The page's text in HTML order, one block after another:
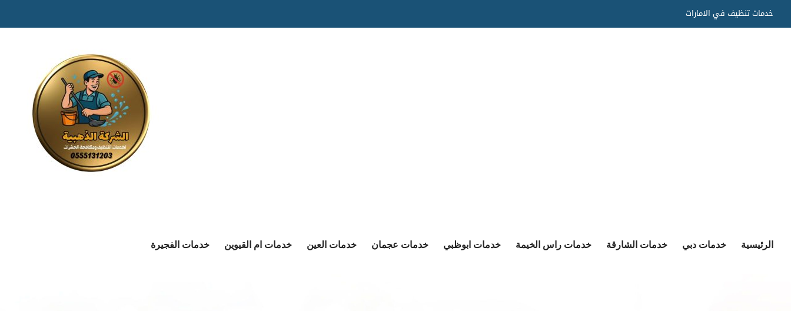
to
خدمات تنظيف في الامارات
الرئيسية خدمات دبي خدمات الشارقة خدمات راس الخيمة خدمات ابوظبي خدمات عجمان خدمات العين خدمات ام القيوين خدمات الفجيرة